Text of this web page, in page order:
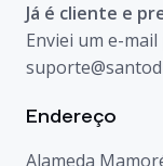
Já é cliente e
Enviei um e-mail
Endereço
Alameda